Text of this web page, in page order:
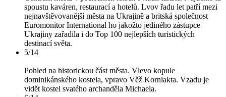
spoustu kaváren, restaurací a hotelů. Lvov řadu let patří mezi
nejnavštěvovanější města na Ukrajině a britská společnost
Euromonitor International ho jakožto jediného zástupce
Ukrajiny zařadila i do Top 100 nejlepších turistických
destinací světa.
5/14
Pohled na historickou část města. Vlevo kopule
dominikánského kostela, vpravo Věž Korniakta. Vzadu je
vidět kostel svatého archanděla Michaela.